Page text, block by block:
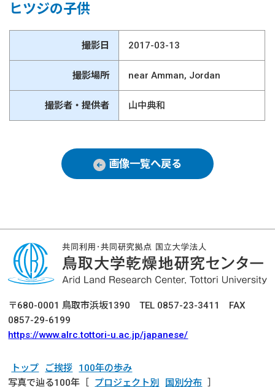
ヒツジの子供
撮影日 2017-03-13
撮影場所 near Amman, Jordan
撮影者・提供者 山中典和
画像一覧へ戻る
〒680-0001 鳥取市浜坂1390 TEL 0857-23-3411 FAX
0857-29-6199
https://www.alrc.tottori-u.ac.jp/japanese/
トップ ご挨拶
100年の歩み
写真で辿る100年［
プロジェクト別 国別分布